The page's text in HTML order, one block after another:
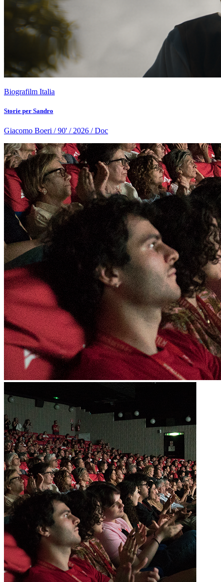
Biografilm Italia
Storie per Sandro
Giacomo Boeri / 90' / 2026 / Doc